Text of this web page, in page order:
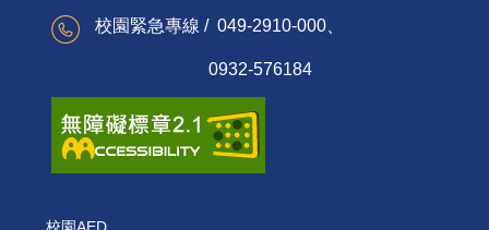
校園緊急專線 / 049-2910-000、
0932-576184